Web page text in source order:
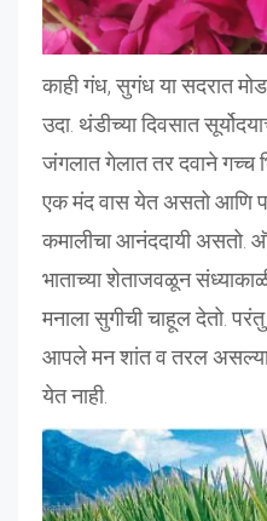
काही गंध, सुगंध या सदरात
उदा. थंडीच्या दिवसात
जंगलात गेलात तर दवाने गच्च
एक मंद वास येत असतो आणि
कमालीचा आनंददायी असतो.
भाताच्या शेताजवळून
मनाला सुगीची चाहूल देतो.
आपले मन शांत व तरल
येत नाही.